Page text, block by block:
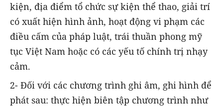
kiện, địa điểm tổ chức sự kiện thể thao, giải trí
có xuất hiện hình ảnh, hoạt động vi phạm các
điều cấm của pháp luật, trái thuần phong mỹ
tục Việt Nam hoặc có các yếu tố chính trị nhạy
cảm.
2- Đối với các chương trình ghi âm, ghi hình để
phát sau: thực hiện biên tập chương trình như